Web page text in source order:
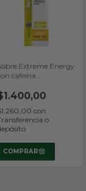
Extreme Energy
cafeina
con
o